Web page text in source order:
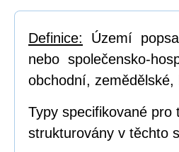
Definice: Území
nebo společensko-
obchodní,
Typy specifikované
strukturovány v těchto